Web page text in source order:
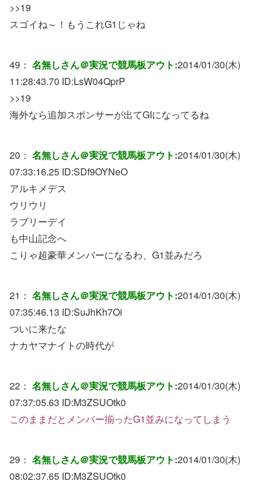
>>19
スゴイね～！もうこれG1じゃね
49： 名無しさん＠実況で競馬板アウト:2014/01/30(木)
11:28:43.70 ID:LsW04QprP
>>19
海外なら追加スポンサーが出てGIになってるね
20： 名無しさん＠実況で競馬板アウト:2014/01/30(木)
07:33:16.25 ID:SDf9OYNeO
アルキメデス
ウリウリ
ラブリーデイ
も中山記念へ
こりゃ超豪華メンバーになるわ、G1並みだろ
21： 名無しさん＠実況で競馬板アウト:2014/01/30(木)
07:35:46.13 ID:SuJhKh7Oi
ついに来たな
ナカヤマナイトの時代が
22： 名無しさん＠実況で競馬板アウト:2014/01/30(木)
07:37:05.63 ID:M3ZSUOtk0
このままだとメンバー揃ったG1並みになってしまう
29： 名無しさん＠実況で競馬板アウト:2014/01/30(木)
08:02:37.65 ID:M3ZSUOtk0